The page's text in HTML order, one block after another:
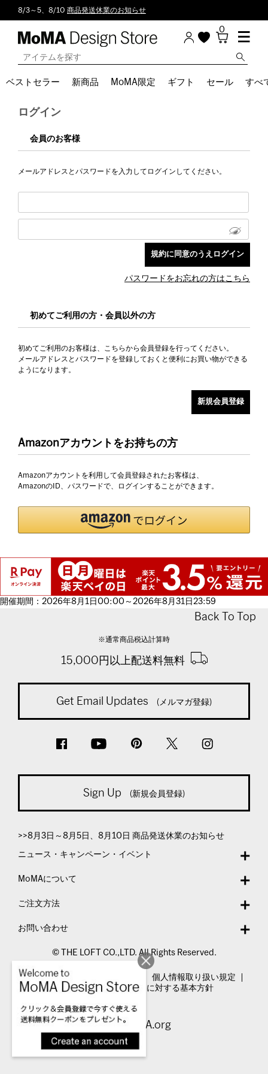
8/3～5、8/10 商品発送休業のお知らせ
0
ベストセラー 新商品 MoMA限定 ギフト セール すべ
ログイン
会員のお客様
メールアドレスとパスワードを入力してログインしてください。
パスワードをお忘れの方はこちら
初めてご利用の方・会員以外の方
初めてご利用のお客様は、こちらから会員登録を行ってください。
メールアドレスとパスワードを登録しておくと便利にお買い物ができる
ようになります。
Amazonアカウントをお持ちの方
Amazonアカウントを利用して会員登録されたお客様は、
AmazonのID、パスワードで、ログインすることができます。
開催期間：2026年8月1日00:00～2026年8月31日23:59
Back To Top
※通常商品税込計算時
15,000円以上配送料無料
Get Email Updates (メルマガ登録)
Sign Up (新規会員登録)
>>8月3日～8月5日、8月10日 商品発送休業のお知らせ
ニュース・キャンペーン・イベント
MoMAについて
ご注文方法
お問い合わせ
© THE LOFT CO.,LTD. All Rights Reserved.
特定商取引法表示
個人情報取り扱い規定
カスタマーハラスメントに対する基本方針
Visit MoMA.org